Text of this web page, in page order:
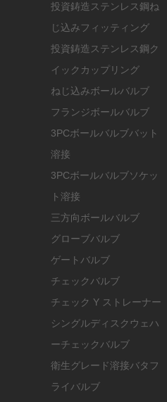
投資鋳造ステンレス鋼ね
じ込みフィッティング
投資鋳造ステンレス鋼ク
イックカップリング
ねじ込みボールバルブ
フランジボールバルブ
3PCボールバルブバット
溶接
3PCボールバルブソケッ
ト溶接
三方向ボールバルブ
グローブバルブ
ゲートバルブ
チェックバルブ
チェック Y ストレーナー
シングルディスクウェハ
ーチェックバルブ
衛生グレード溶接バタフ
ライバルブ